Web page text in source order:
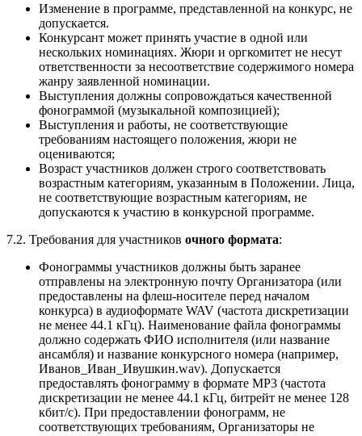
Изменение в программе, представленной на конкурс, не
допускается.
Конкурсант может принять участие в одной или
нескольких номинациях. Жюри и оргкомитет не несут
ответственности за несоответствие содержимого номера
жанру заявленной номинации.
Выступления должны сопровождаться качественной
фонограммой (музыкальной композицией);
Выступления и работы, не соответствующие
требованиям настоящего положения, жюри не
оцениваются;
Возраст участников должен строго соответствовать
возрастным категориям, указанным в Положении. Лица,
не соответствующие возрастным категориям, не
допускаются к участию в конкурсной программе.
7.2. Требования для участников очного формата:
Фонограммы участников должны быть заранее
отправлены на электронную почту Организатора (или
предоставлены на флеш-носителе перед началом
конкурса) в аудиоформате WAV (частота дискретизации
не менее 44.1 кГц). Наименование файла фонограммы
должно содержать ФИО исполнителя (или название
ансамбля) и название конкурсного номера (например,
Иванов_Иван_Ивушкин.wav). Допускается
предоставлять фонограмму в формате МР3 (частота
дискретизации не менее 44.1 кГц, битрейт не менее 128
кбит/с). При предоставлении фонограмм, не
соответствующих требованиям, Организаторы не